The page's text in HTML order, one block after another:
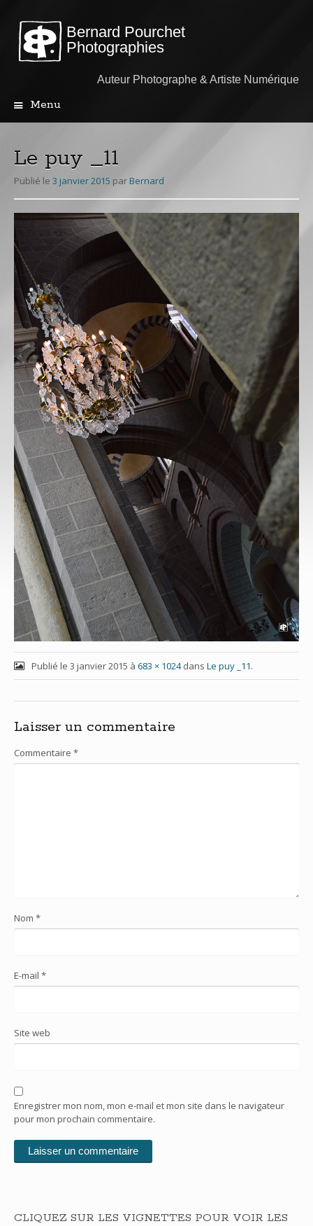
Bernard Pourchet
Photographies
Auteur Photographe & Artiste Numérique
Menu
principal
Le puy _11
Publié le 3 janvier 2015 parBernard
Publié le 3 janvier 2015 à 683 × 1024dans Le puy _11.
Laisser un commentaire
Commentaire *
Nom *
E-mail *
Site web
Enregistrer mon nom, mon e-mail et mon site dans le navigateur
pour mon prochain commentaire.
CLIQUEZ SUR LES VIGNETTES POUR VOIR LES